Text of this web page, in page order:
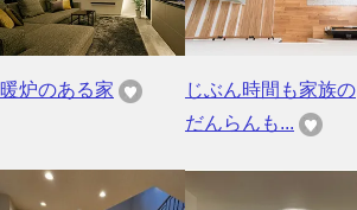
暖炉のある家
じぶん時間も家族の
だんらんも...